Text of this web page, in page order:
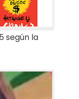
según la